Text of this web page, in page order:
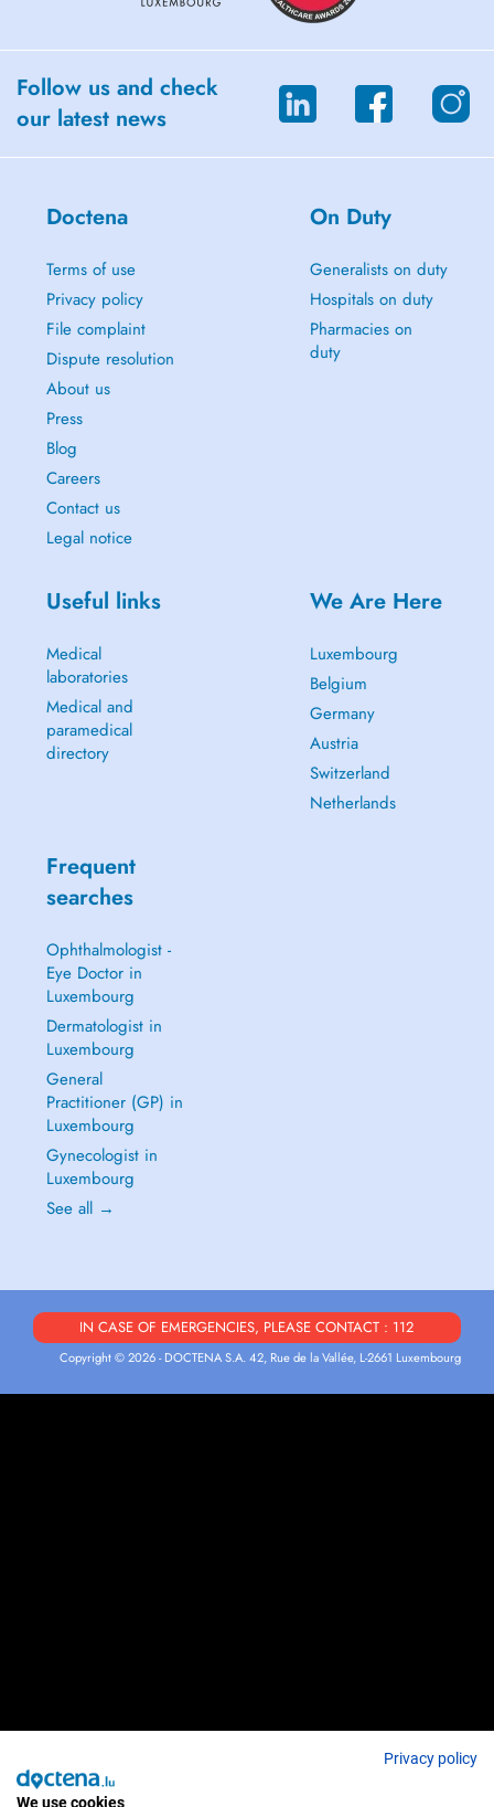
Follow us and check
our latest news
Doctena
Terms of use
Privacy policy
File complaint
Dispute resolution
About us
Press
Blog
Careers
Contact us
Legal notice
On Duty
Generalists on duty
Hospitals on duty
Pharmacies on
duty
Useful links
Medical
laboratories
Medical and
paramedical
directory
We Are Here
Luxembourg
Belgium
Germany
Austria
Switzerland
Netherlands
Frequent
searches
Ophthalmologist -
Eye Doctor in
Luxembourg
Dermatologist in
Luxembourg
General
Practitioner (GP) in
Luxembourg
Gynecologist in
Luxembourg
See all →
IN CASE OF EMERGENCIES, PLEASE CONTACT : 112
Copyright © 2026 - DOCTENA S.A. 42, Rue de la Vallée, L-2661 Luxembourg
Privacy policy
We use cookies